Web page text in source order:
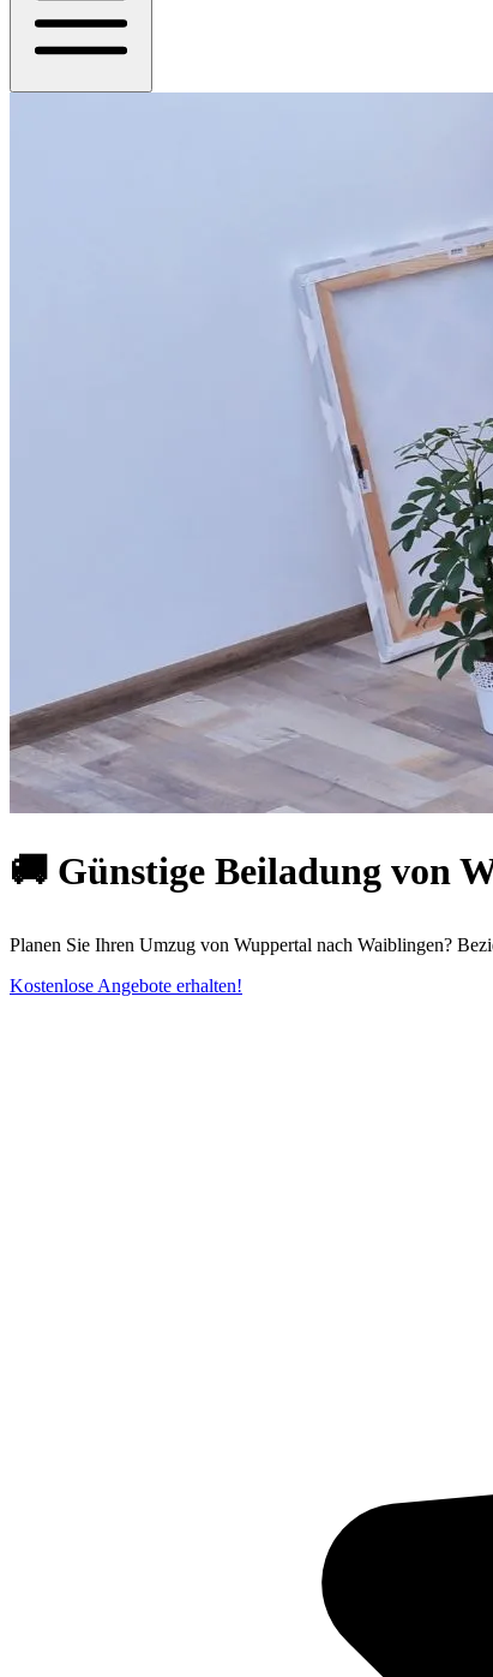
🚚 Günstige Beiladung von
Planen Sie Ihren Umzug von Wuppertal nach Waiblingen?
Kostenlose Angebote erhalten!